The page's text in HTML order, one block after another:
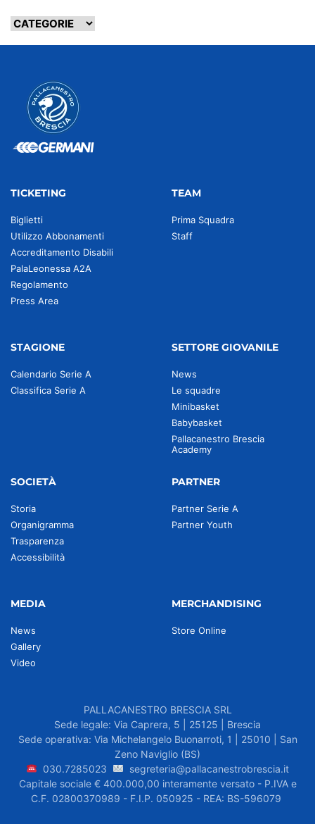
TICKETING
Biglietti
Utilizzo Abbonamenti
Accreditamento Disabili
PalaLeonessa A2A
Regolamento
Press Area
TEAM
Prima Squadra
Staff
STAGIONE
Calendario Serie A
Classifica Serie A
SETTORE GIOVANILE
News
Le squadre
Minibasket
Babybasket
Pallacanestro Brescia
Academy
SOCIETÀ
Storia
Organigramma
Trasparenza
Accessibilità
PARTNER
Partner Serie A
Partner Youth
MEDIA
News
Gallery
Video
MERCHANDISING
Store Online
PALLACANESTRO BRESCIA SRL
Sede legale: Via Caprera, 5 | 25125 | Brescia
Sede operativa: Via Michelangelo Buonarroti, 1 | 25010 | San
Zeno Naviglio (BS)
030.7285023
segreteria@pallacanestrobrescia.it
Capitale sociale € 400.000,00 interamente versato - P.IVA e
C.F. 02800370989 - F.I.P. 050925 - REA: BS-596079